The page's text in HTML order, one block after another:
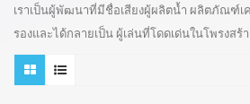
เราเป็นผู้พัฒนาที่มีชื่อเสียงผู้ผลิตน้ำ ผลิตภัณฑ์เ
รองและได้กลายเป็น ผู้เล่นที่โดดเด่นในโพรงสร้